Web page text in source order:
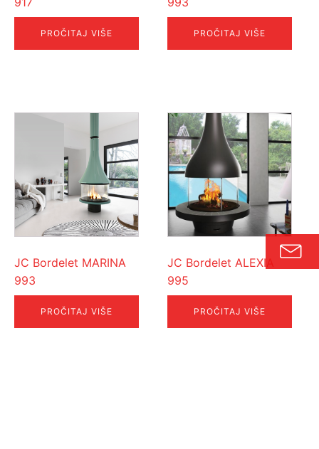
PROČITAJ VIŠE PROČITAJ VIŠE
JC Bordelet MARINA
993
PROČITAJ VIŠE
JC Bordelet ALEXIA
995
PROČITAJ VIŠE